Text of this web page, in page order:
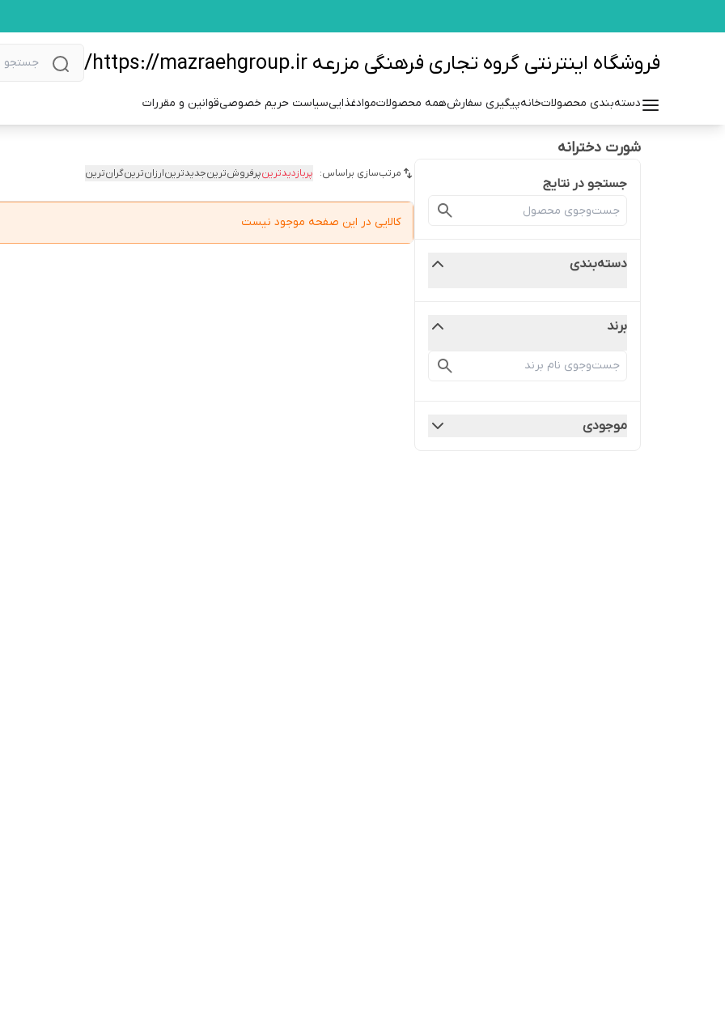
فروشگاه اینترنتی گروه تجاری فرهنگی مزرعه https://mazraehgroup.ir/
دسته‌بندی محصولاتخانهپیگیری سفارشهمه محصولاتموادغذاییسیاست حریم خصوصیقوانین و مقررات
شورت دخترانه
جستجو در نتایج
دسته‌بندی
برند
موجودی
مرتب‌سازی براساس: پربازدیدترینپرفروش‌ترینجدیدترینارزان‌ترینگران‌ترین
کالایی در این صفحه موجود نیست